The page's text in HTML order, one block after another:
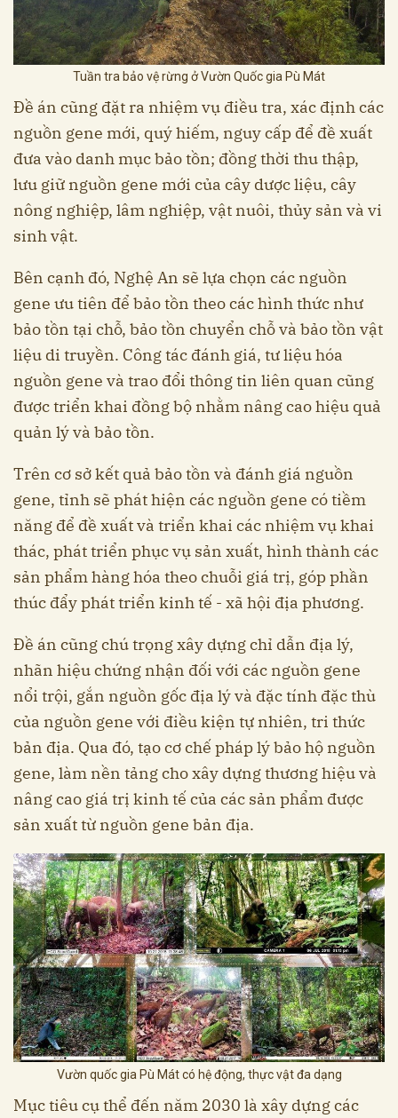
Tuần tra bảo vệ rừng ở Vườn Quốc gia Pù Mát
Đề án cũng đặt ra nhiệm vụ điều tra, xác định các
nguồn gene mới, quý hiếm, nguy cấp để đề xuất
đưa vào danh mục bảo tồn; đồng thời thu thập,
lưu giữ nguồn gene mới của cây dược liệu, cây
nông nghiệp, lâm nghiệp, vật nuôi, thủy sản và vi
sinh vật.
Bên cạnh đó, Nghệ An sẽ lựa chọn các nguồn
gene ưu tiên để bảo tồn theo các hình thức như
bảo tồn tại chỗ, bảo tồn chuyển chỗ và bảo tồn vật
liệu di truyền. Công tác đánh giá, tư liệu hóa
nguồn gene và trao đổi thông tin liên quan cũng
được triển khai đồng bộ nhằm nâng cao hiệu quả
quản lý và bảo tồn.
Trên cơ sở kết quả bảo tồn và đánh giá nguồn
gene, tỉnh sẽ phát hiện các nguồn gene có tiềm
năng để đề xuất và triển khai các nhiệm vụ khai
thác, phát triển phục vụ sản xuất, hình thành các
sản phẩm hàng hóa theo chuỗi giá trị, góp phần
thúc đẩy phát triển kinh tế - xã hội địa phương.
Đề án cũng chú trọng xây dựng chỉ dẫn địa lý,
nhãn hiệu chứng nhận đối với các nguồn gene
nổi trội, gắn nguồn gốc địa lý và đặc tính đặc thù
của nguồn gene với điều kiện tự nhiên, tri thức
bản địa. Qua đó, tạo cơ chế pháp lý bảo hộ nguồn
gene, làm nền tảng cho xây dựng thương hiệu và
nâng cao giá trị kinh tế của các sản phẩm được
sản xuất từ nguồn gene bản địa.
Vườn quốc gia Pù Mát có hệ động, thực vật đa dạng
Mục tiêu cụ thể đến năm 2030 là xây dựng các